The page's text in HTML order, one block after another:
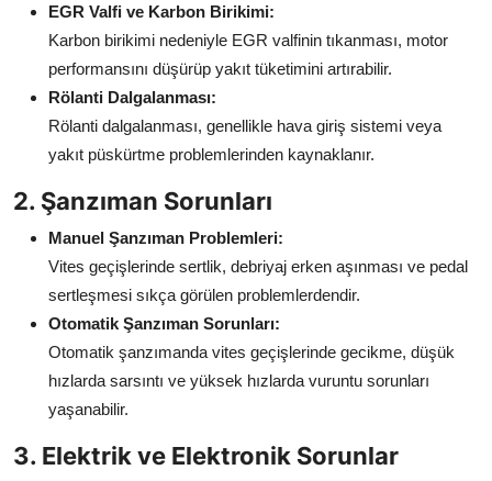
EGR Valfi ve Karbon Birikimi:
Karbon birikimi nedeniyle EGR valfinin tıkanması, motor
performansını düşürüp yakıt tüketimini artırabilir.
Rölanti Dalgalanması:
Rölanti dalgalanması, genellikle hava giriş sistemi veya
yakıt püskürtme problemlerinden kaynaklanır.
2. Şanzıman Sorunları
Manuel Şanzıman Problemleri:
Vites geçişlerinde sertlik, debriyaj erken aşınması ve pedal
sertleşmesi sıkça görülen problemlerdendir.
Otomatik Şanzıman Sorunları:
Otomatik şanzımanda vites geçişlerinde gecikme, düşük
hızlarda sarsıntı ve yüksek hızlarda vuruntu sorunları
yaşanabilir.
3. Elektrik ve Elektronik Sorunlar